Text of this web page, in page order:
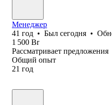
Менеджер
41 год • Был сегодня •
1 500 Br
Рассматривает предложения
Общий опыт
21 год